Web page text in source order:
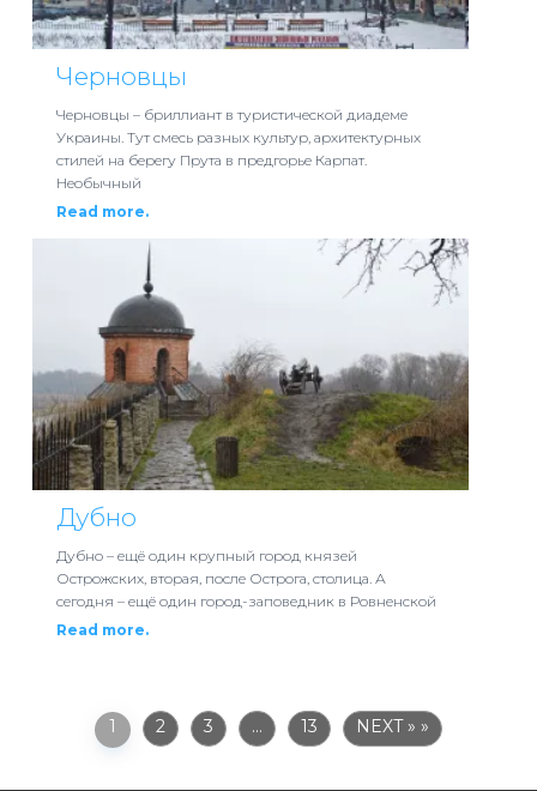
Черновцы
Черновцы – бриллиант в туристической диадеме
Украины. Тут смесь разных культур, архитектурных
стилей на берегу Прута в предгорье Карпат.
Необычный
Read more.
Дубно
Дубно – ещё один крупный город князей
Острожских, вторая, после Острога, столица. А
сегодня – ещё один город-заповедник в Ровненской
Read more.
1 2 3 … 13 NEXT »